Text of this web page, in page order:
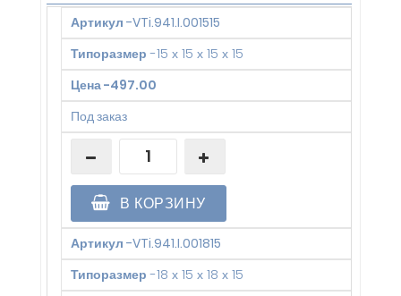
Артикул -VTi.941.I.001515
Типоразмер -15 х 15 х 15 х 15
Цена-497.00
Под заказ
В КОРЗИНУ
Артикул -VTi.941.I.001815
Типоразмер -18 х 15 х 18 х 15